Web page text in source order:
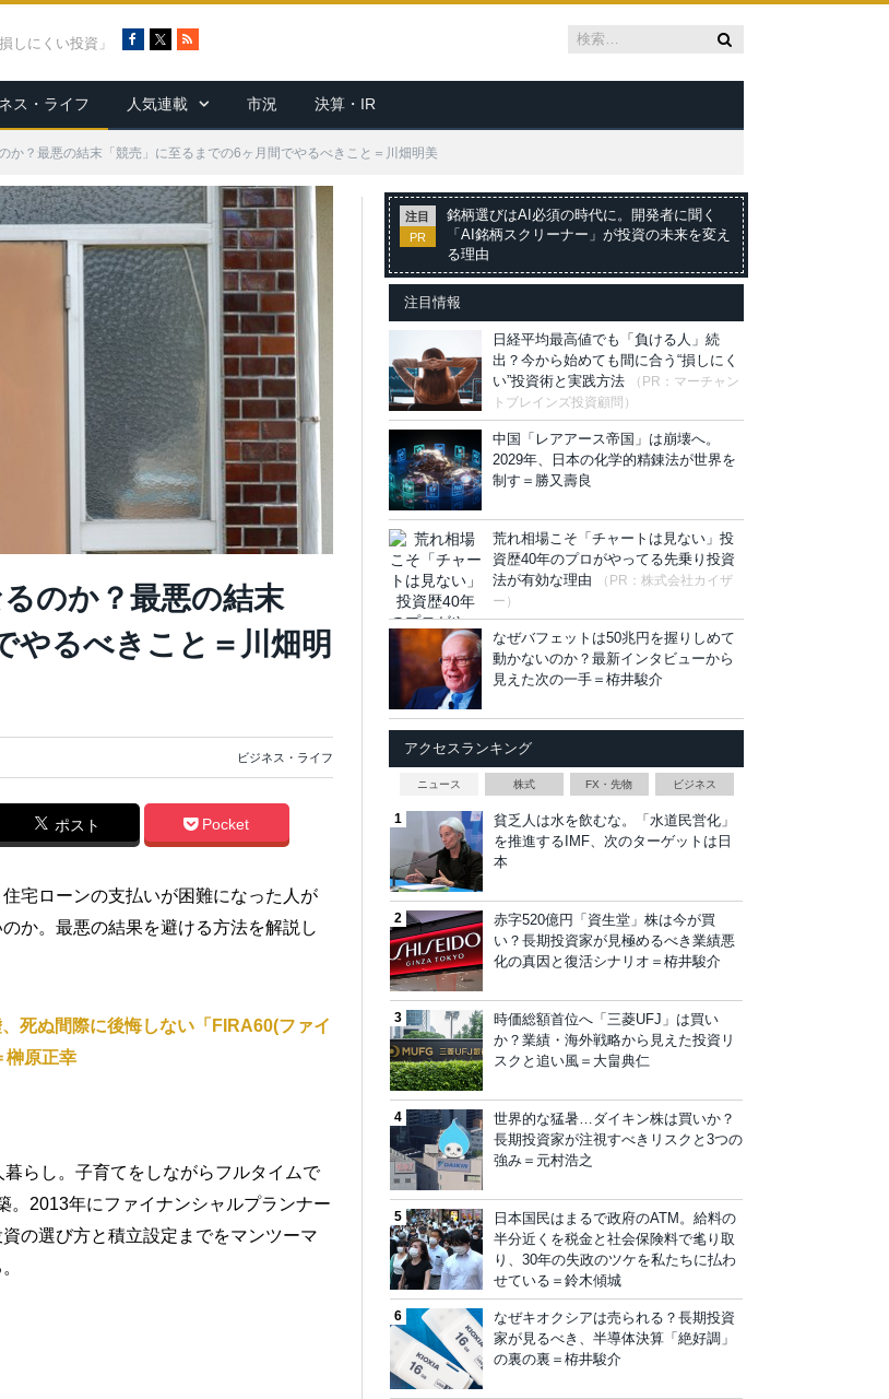
しにくい投資」
c
e
b
o
k
R
S
ス・ライフ 人気連載 市況 決算・IR
か？最悪の結末「競売」に至るまでの6ヶ月間でやるべきこと＝川畑明美
のか？最悪の結末
やるべきこと＝川畑明
ビジネス・ライフ
ポスト Pocket
宅ローンの支払いが困難になった人が
か。最悪の結果を避ける方法を解説し
死ぬ間際に後悔しない「FIRA60(ファイ
榊原正幸
らし。子育てをしながらフルタイムで
。2013年にファイナンシャルプランナー
の選び方と積立設定までをマンツーマ
注目
PR
銘柄選びはAI必須の時代に。開発者に聞く
「AI銘柄スクリーナー」が投資の未来を変え
る理由
注目情報
日経平均最高値でも「負ける人」続
出？今から始めても間に合う“損しにく
い”投資術と実践方法
（PR：マーチャン
トブレインズ投資顧問）
中国「レアアース帝国」は崩壊へ。
2029年、日本の化学的精錬法が世界を
制す＝勝又壽良
荒れ相場こそ「チャートは見ない」投
資歴40年のプロがやってる先乗り投資
法が有効な理由
（PR：株式会社カイザ
ー）
なぜバフェットは50兆円を握りしめて
動かないのか？最新インタビューから
見えた次の一手＝栫井駿介
アクセスランキング
ニュース 株式 FX・先物 ビジネス
貧乏人は水を飲むな。「水道民営化」
を推進するIMF、次のターゲットは日
本
赤字520億円「資生堂」株は今が買
い？長期投資家が見極めるべき業績悪
化の真因と復活シナリオ＝栫井駿介
時価総額首位へ「三菱UFJ」は買い
か？業績・海外戦略から見えた投資リ
スクと追い風＝大畠典仁
世界的な猛暑…ダイキン株は買いか？
長期投資家が注視すべきリスクと3つの
強み＝元村浩之
日本国民はまるで政府のATM。給料の
半分近くを税金と社会保険料で毟り取
り、30年の失政のツケを私たちに払わ
せている＝鈴木傾城
なぜキオクシアは売られる？長期投資
家が見るべき、半導体決算「絶好調」
の裏の裏＝栫井駿介